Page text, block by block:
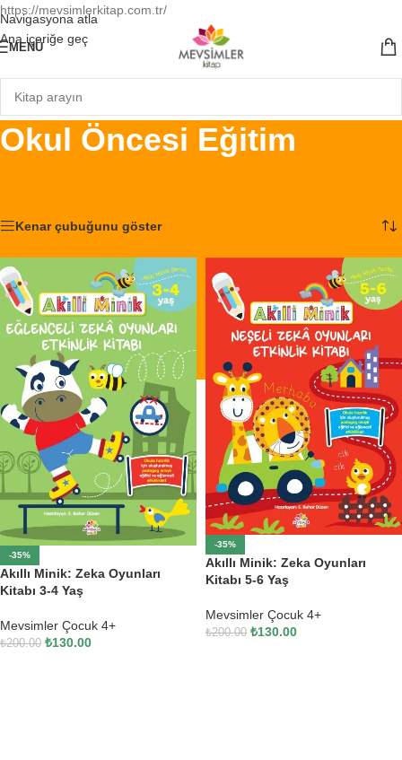
https://mevsimlerkitap.com.tr/
Navigasyona atla
Ana içeriğe geç
MENÜ
Okul Öncesi Eğitim
Kenar çubuğunu göster
-35%
Akıllı Minik: Zeka Oyunları
Kitabı 3-4 Yaş
Mevsimler Çocuk 4+
₺200.00 ₺130.00
-35%
Akıllı Minik: Zeka Oyunları
Kitabı 5-6 Yaş
Mevsimler Çocuk 4+
₺200.00 ₺130.00